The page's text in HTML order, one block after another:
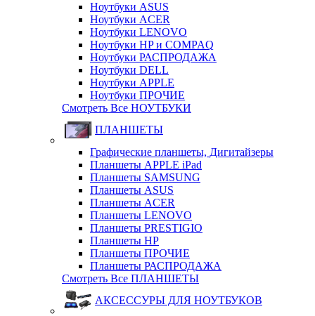
Ноутбуки ASUS
Ноутбуки ACER
Ноутбуки LENOVO
Ноутбуки HP и COMPAQ
Ноутбуки РАСПРОДАЖА
Ноутбуки DELL
Ноутбуки APPLE
Ноутбуки ПРОЧИЕ
Смотреть Все НОУТБУКИ
ПЛАНШЕТЫ
Графические планшеты, Дигитайзеры
Планшеты APPLE iPad
Планшеты SAMSUNG
Планшеты ASUS
Планшеты ACER
Планшеты LENOVO
Планшеты PRESTIGIO
Планшеты HP
Планшеты ПРОЧИЕ
Планшеты РАСПРОДАЖА
Смотреть Все ПЛАНШЕТЫ
АКСЕССУРЫ ДЛЯ НОУТБУКОВ